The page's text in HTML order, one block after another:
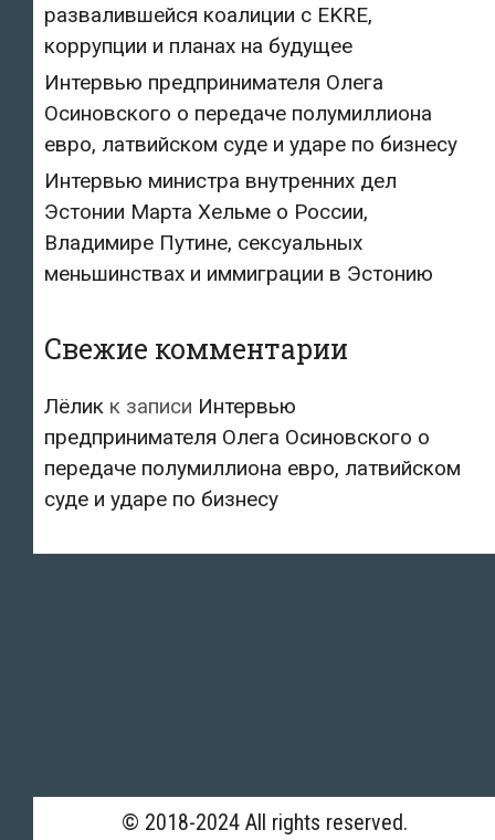
развалившейся коалиции с EKRE,
коррупции и планах на будущее
Интервью предпринимателя Олега
Осиновского о передаче полумиллиона
евро, латвийском суде и ударе по бизнесу
Интервью министра внутренних дел
Эстонии Марта Хельме о России,
Владимире Путине, сексуальных
меньшинствах и иммиграции в Эстонию
Свежие комментарии
Лёлик к записи Интервью
предпринимателя Олега Осиновского о
передаче полумиллиона евро, латвийском
суде и ударе по бизнесу
© 2018-2024 All rights reserved.